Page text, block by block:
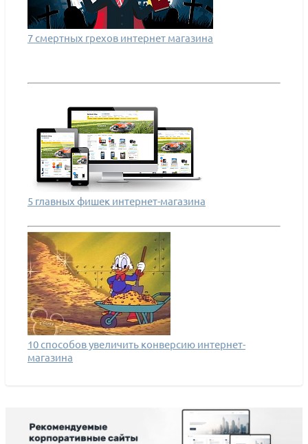
7 смертных грехов интернет магазина
5 главных фишек интернет-магазина
10 способов увеличить конверсию интернет-
магазина